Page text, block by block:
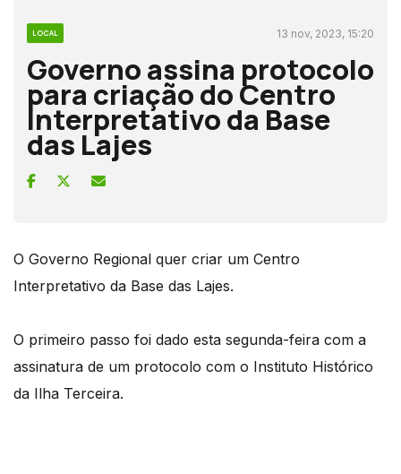
LOCAL 13 nov, 2023, 15:20
Governo assina protocolo
para criação do Centro
Interpretativo da Base
das Lajes
O Governo Regional quer criar um Centro
Interpretativo da Base das Lajes.
O primeiro passo foi dado esta segunda-feira com a
assinatura de um protocolo com o Instituto Histórico
da Ilha Terceira.